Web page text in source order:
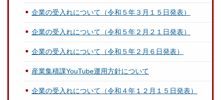
企業の受入れについて（令和５年３月１５日発表）
企業の受入れについて（令和５年２月２１日発表）
企業の受入れについて（令和５年２月６日発表）
産業集積課YouTube運用方針について
企業の受入れについて（令和４年１２月１５日発表）